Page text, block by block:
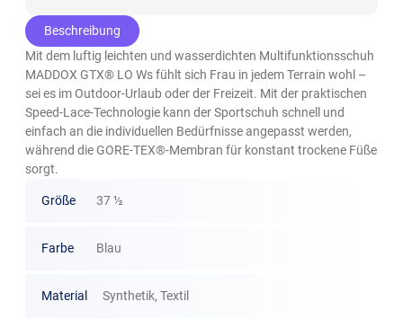
Beschreibung
Mit dem luftig leichten und wasserdichten Multifunktionsschuh
MADDOX GTX® LO Ws fühlt sich Frau in jedem Terrain wohl –
sei es im Outdoor-Urlaub oder der Freizeit. Mit der praktischen
Speed-Lace-Technologie kann der Sportschuh schnell und
einfach an die individuellen Bedürfnisse angepasst werden,
während die GORE-TEX®-Membran für konstant trockene Füße
sorgt.
Größe 37 ½
Farbe Blau
Material Synthetik, Textil